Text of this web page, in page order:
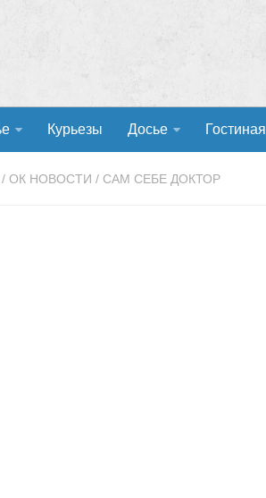
Курьезы Досье Гостиная
/ ОК НОВОСТИ / САМ СЕБЕ ДОКТОР